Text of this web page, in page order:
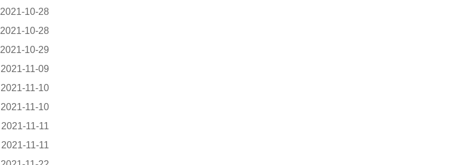
2021-10-28
2021-10-28
2021-10-29
2021-11-09
2021-11-10
2021-11-10
2021-11-11
2021-11-11